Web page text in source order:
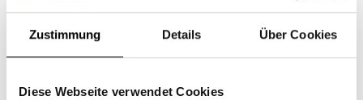
Zustimmung Details Über Cookies
Diese Webseite verwendet Cookies
großes Haus oder ausgedehnte Flächen braucht, um
seine eigene Anlage montieren zu können. Eine
Balkonbrüstung oder eine andere vergleichbare